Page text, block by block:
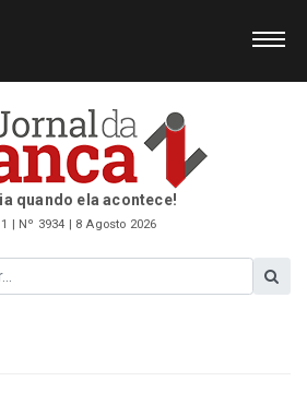
quando ela acontece!
| Nº 3934 | 8 Agosto 2026